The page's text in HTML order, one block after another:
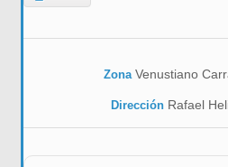
Zona Venustiano
DirecciónRafael